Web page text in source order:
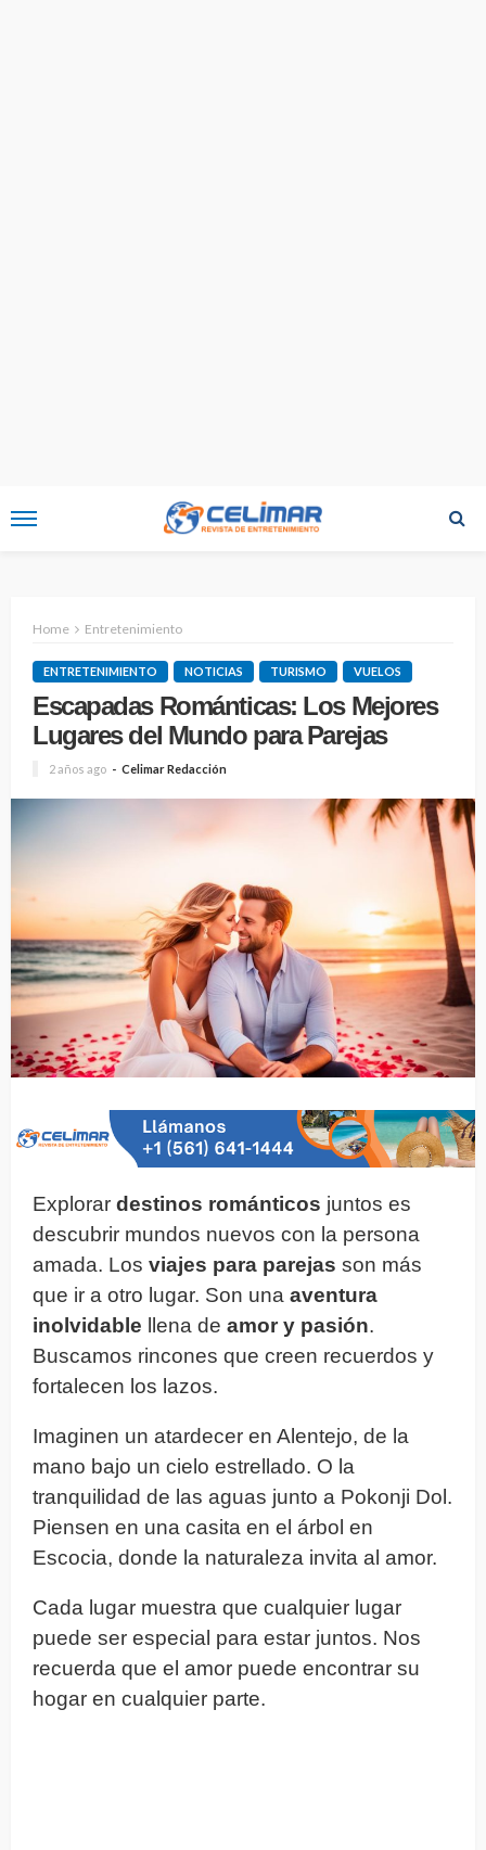
Home Entretenimiento
ENTRETENIMIENTO NOTICIAS TURISMO VUELOS
Escapadas Románticas: Los Mejores
Lugares del Mundo para Parejas
2 años ago Celimar Redacción
Explorar destinos románticos juntos es
descubrir mundos nuevos con la persona
amada. Los viajes para parejas son más
que ir a otro lugar. Son una aventura
inolvidable llena de amor y pasión.
Buscamos rincones que creen recuerdos y
fortalecen los lazos.
Imaginen un atardecer en Alentejo, de la
mano bajo un cielo estrellado. O la
tranquilidad de las aguas junto a Pokonji Dol.
Piensen en una casita en el árbol en
Escocia, donde la naturaleza invita al amor.
Cada lugar muestra que cualquier lugar
puede ser especial para estar juntos. Nos
recuerda que el amor puede encontrar su
hogar en cualquier parte.